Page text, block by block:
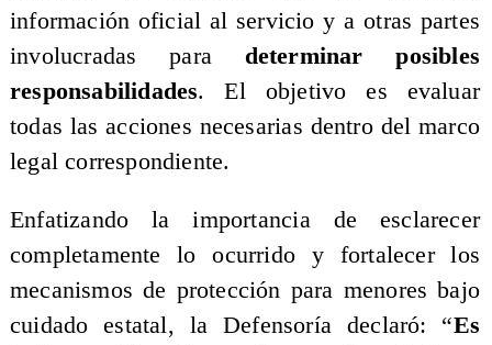
información oficial al servicio y a otras partes
involucradas para determinar posibles
responsabilidades. El objetivo es evaluar
todas las acciones necesarias dentro del marco
legal correspondiente.
Enfatizando la importancia de esclarecer
completamente lo ocurrido y fortalecer los
mecanismos de protección para menores bajo
cuidado estatal, la Defensoría declaró: “Es